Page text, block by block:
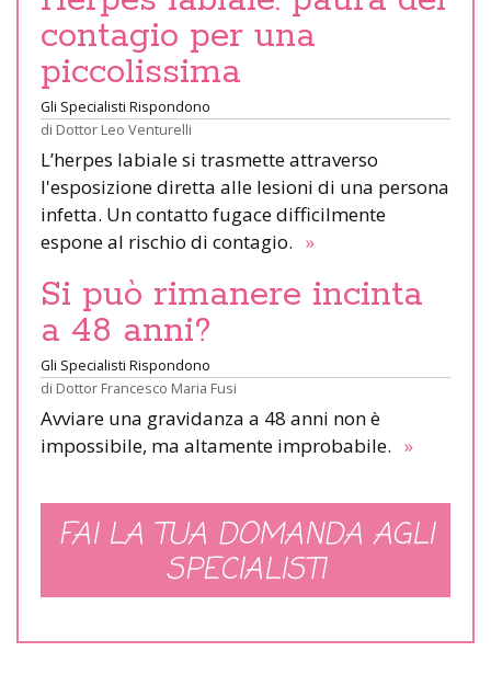
contagio per una
piccolissima
Gli Specialisti Rispondono
di Dottor Leo Venturelli
L’herpes labiale si trasmette attraverso
l'esposizione diretta alle lesioni di una persona
infetta. Un contatto fugace difficilmente
espone al rischio di contagio. »
Si può rimanere incinta
a 48 anni?
Gli Specialisti Rispondono
di Dottor Francesco Maria Fusi
Avviare una gravidanza a 48 anni non è
impossibile, ma altamente improbabile. »
FAI LA TUA DOMANDA AGLI
SPECIALISTI